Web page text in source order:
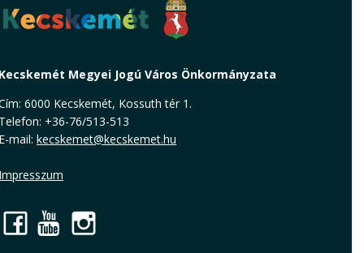
Megyei Jogú Város Önkormányzata
6000 Kecskemét, Kossuth tér 1.
+36-76/513-513
mail: kecskemet@kecskemet.hu
Facebook
YouTube